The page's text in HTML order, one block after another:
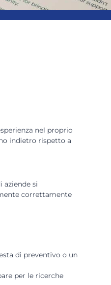
nel proprio
indietro rispetto a
aziende si
correttamente
di preventivo o un
per le ricerche